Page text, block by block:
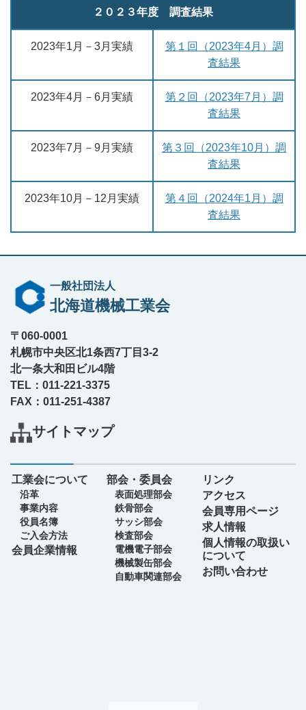
２０２３年度 調査結果
2023年1月－3月実績
第１回（2023年4月）調
査結果
2023年4月－6月実績
第２回（2023年7月）調
査結果
2023年7月－9月実績
第３回（2023年10月）調
査結果
2023年10月－12月実績
第４回（2024年1月）調
査結果
一般社団法人
北海道機械工業会
〒060-0001
札幌市中央区北1条西7丁目3-2
北一条大和田ビル4階
TEL：011-221-3375
FAX：011-251-4387
サイトマップ
工業会について
沿革
事業内容
役員名簿
ご入会方法
会員企業情報
部会・委員会
表面処理部会
鉄骨部会
サッシ部会
検査部会
電機電子部会
機械製缶部会
自動車関連部会
リンク
アクセス
会員専用ページ
求人情報
個人情報の取扱い
について
お問い合わせ